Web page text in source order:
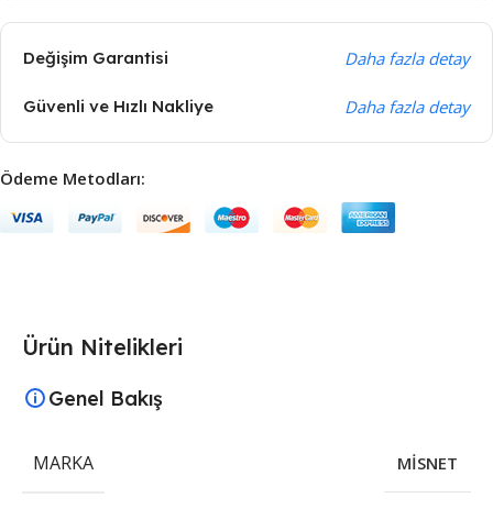
Değişim Garantisi Daha fazla detay
Güvenli ve Hızlı Nakliye Daha fazla detay
Ödeme Metodları:
Ürün Nitelikleri
Genel Bakış
MARKA MİSNET